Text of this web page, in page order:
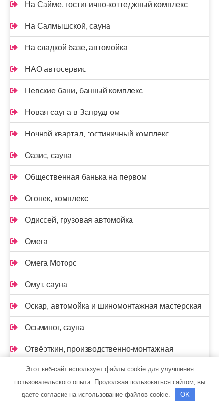
На Сайме, гостинично-коттеджный комплекс
На Салмышской, сауна
На сладкой базе, автомойка
НАО автосервис
Невские бани, банный комплекс
Новая сауна в Запрудном
Ночной квартал, гостиничный комплекс
Оазис, сауна
Общественная банька на первом
Огонек, комплекс
Одиссей, грузовая автомойка
Омега
Омега Моторс
Омут, сауна
Оскар, автомойка и шиномонтажная мастерская
Осьминог, сауна
Отвёрткин, производственно-монтажная
Парис
Этот веб-сайт использует файлы cookie для улучшения
пользовательского опыта. Продолжая пользоваться сайтом, вы
даете согласие на использование файлов cookie.
OK